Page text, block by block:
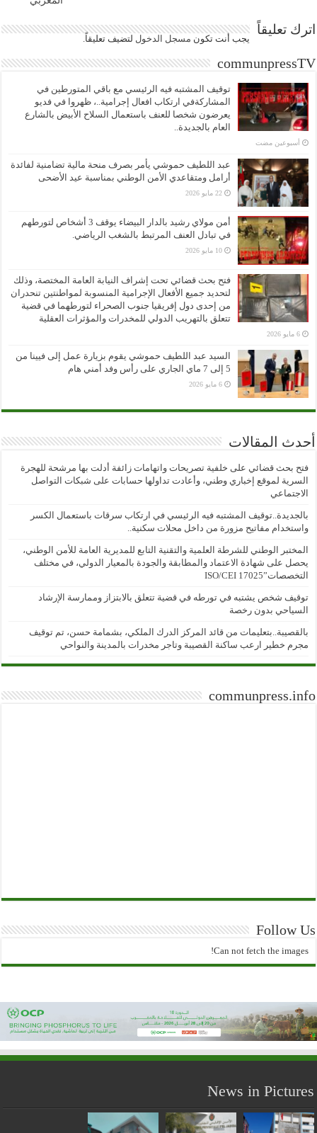
اترك تعليقاً
يجب أنت تكون مسجل الدخول لتضيف تعليقاً.
communpressTV
توقيف المشتبه فيه الرئيسي مع باقي المتورطين في
المشاركةفي ارتكاب افعال إجرامية..، ظهروا في فديو
يعرضون شخصا للعنف باستعمال السلاح الأبيض بالشارع
العام بالجديدة..
‏أسبوعين مضت
عبد اللطيف حموشي يأمر بصرف منحة مالية تضامنية لفائدة
أرامل ومتقاعدي الأمن الوطني بمناسبة عيد الأضحى
22 مايو 2026
أمن مولاي رشيد بالدار البيضاء يوقف 3 أشخاص لتورطهم
في تبادل العنف المرتبط بالشغب الرياضي.
10 مايو 2026
فتح بحث قضائي تحت إشراف النيابة العامة المختصة، وذلك
لتحديد جميع الأفعال الإجرامية المنسوبة لمواطنتين تنحدران
من إحدى دول إفريقيا جنوب الصحراء لتورطهما في قضية
تتعلق بالتهريب الدولي للمخدرات والمؤثرات العقلية
6 مايو 2026
السيد عبد اللطيف حموشي يقوم بزيارة عمل إلى فيينا من
5 إلى 7 ماي الجاري على رأس وفد أمني هام
6 مايو 2026
أحدث المقالات
فتح بحث قضائي على خلفية تصريحات واتهامات زائفة أدلت بها مرشحة للهجرة
السرية لموقع إخباري وطني، وأعادت تداولها حسابات على شبكات التواصل
الاجتماعي
بالجديدة..توقيف المشتبه فيه الرئيسي في ارتكاب سرقات باستعمال الكسر
واستخدام مفاتيح مزورة من داخل محلات سكنية..
المختبر الوطني للشرطة العلمية والتقنية التابع للمديرية العامة للأمن الوطني،
يحصل على شهادة الاعتماد والمطابقة والجودة بالمعيار الدولي، في مختلف
التخصصات”ISO/CEI 17025
توقيف شخص يشتبه في تورطه في قضية تتعلق بالابتزاز وممارسة الإرشاد
السياحي بدون رخصة
بالقصيبة..بتعليمات من قائد المركز الدرك الملكي، بشمامة حسن، تم توقيف
مجرم خطير ارعب ساكنة القصيبة وتاجر مخدرات بالمدينة والنواحي
communpress.info
Follow Us
Can not fetch the images!
News in Pictures